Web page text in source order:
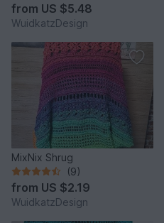
from US $5.48
WuidkatzDesign
MixNix Shrug
(9)
from US $2.19
WuidkatzDesign